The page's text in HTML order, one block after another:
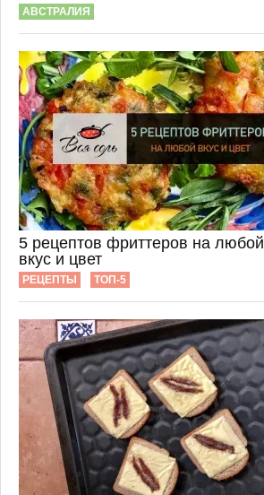
АВСТРАЛИЯ
5 рецептов фриттеров на любой
вкус и цвет
РЕЦЕПТЫ ТОП-5